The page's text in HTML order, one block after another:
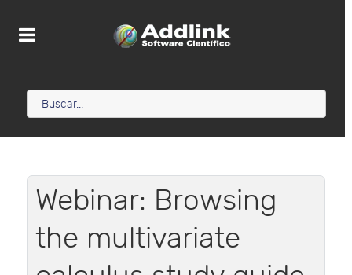
Webinar: Browsing
the multivariate